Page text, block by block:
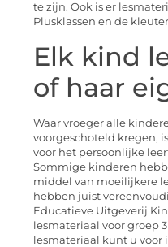
te zijn. Ook is er
Plusklassen en de
Elk kind
of haar
Waar vroeger alle
voorgeschoteld kregen,
voor het persoonlijke
Sommige kinderen
middel van moeilijkere
hebben juist
Educatieve Uitgeverij
lesmateriaal voor groep
lesmateriaal kunt u voor